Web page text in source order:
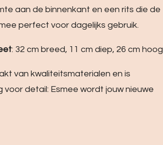
aan de binnenkant en een rits die de
perfect voor dagelijks gebruik.
: 32 cm breed, 11 cm diep, 26 cm hoog
van kwaliteitsmaterialen en is
detail: Esmee wordt jouw nieuwe